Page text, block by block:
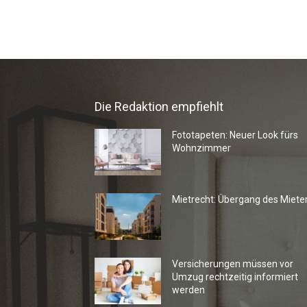
Die Redaktion empfiehlt
Fototapeten: Neuer Look fürs
Wohnzimmer
Mietrecht: Übergang des
Versicherungen müssen vor
Umzug rechtzeitig informiert
werden